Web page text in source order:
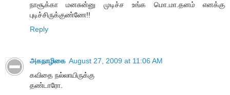
நாசூக்கா மனசுன்னு முடிச்ச உங்க மொ.மா.தனம் எனக்கு
புடிச்சிருக்குண்ணே!!
Reply
அகநாழிகை August 27, 2009 at 11:06 AM
கவிதை நல்லாயிருக்கு
தண்டாரோ.